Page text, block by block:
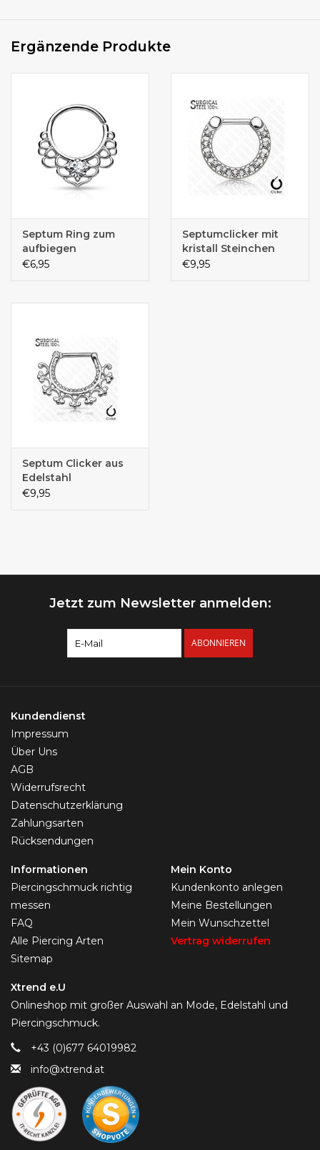
Ergänzende Produkte
Septum Ring zum
aufbiegen
€6,95
Septumclicker mit
kristall Steinchen
€9,95
Septum Clicker aus
Edelstahl
€9,95
Jetzt zum Newsletter anmelden:
ABONNIEREN
Kundendienst
Impressum
Über Uns
AGB
Widerrufsrecht
Datenschutzerklärung
Zahlungsarten
Rücksendungen
Informationen
Piercingschmuck richtig
messen
FAQ
Alle Piercing Arten
Sitemap
Mein Konto
Kundenkonto anlegen
Meine Bestellungen
Mein Wunschzettel
Vertrag widerrufen
Xtrend e.U
Onlineshop mit großer Auswahl an Mode, Edelstahl und
Piercingschmuck.
+43 (0)677 64019982
info@xtrend.at